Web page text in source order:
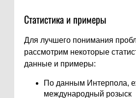
Статистика и примеры
Для лучшего понимания
рассмотрим некоторые
данные и примеры:
По данным Интерпола,
международный розыск